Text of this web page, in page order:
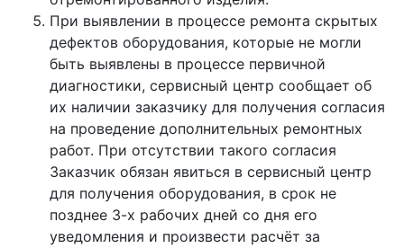
При выявлении в процессе ремонта скрытых
дефектов оборудования, которые не могли
быть выявлены в процессе первичной
диагностики, сервисный центр сообщает об
их наличии заказчику для получения согласия
на проведение дополнительных ремонтных
работ. При отсутствии такого согласия
Заказчик обязан явиться в сервисный центр
для получения оборудования, в срок не
позднее 3-х рабочих дней со дня его
уведомления и произвести расчёт за